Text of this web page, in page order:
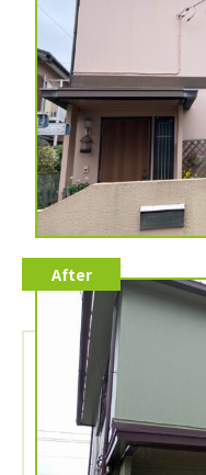
施工データ
施工カテゴリー
外壁塗装、屋根塗装